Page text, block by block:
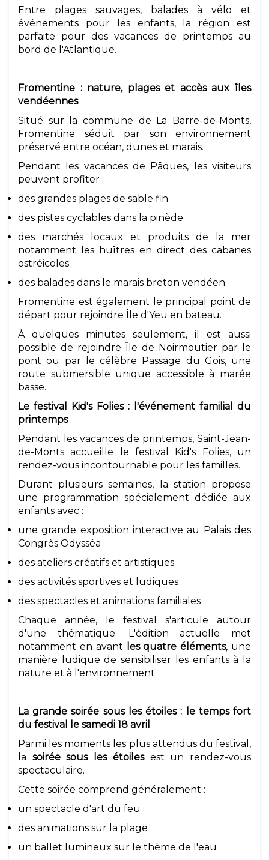
Entre plages sauvages, balades à vélo et
événements pour les enfants, la région est
parfaite pour des vacances de printemps au
bord de l'Atlantique.
Fromentine : nature, plages et accès aux îles
vendéennes
Situé sur la commune de La Barre-de-Monts,
Fromentine séduit par son environnement
préservé entre océan, dunes et marais.
Pendant les vacances de Pâques, les visiteurs
peuvent profiter :
des grandes plages de sable fin
des pistes cyclables dans la pinède
des marchés locaux et produits de la mer
notamment les huîtres en direct des cabanes
ostréicoles
des balades dans le marais breton vendéen
Fromentine est également le principal point de
départ pour rejoindre Île d'Yeu en bateau.
À quelques minutes seulement, il est aussi
possible de rejoindre Île de Noirmoutier par le
pont ou par le célèbre Passage du Gois, une
route submersible unique accessible à marée
basse.
Le festival Kid's Folies : l'événement familial du
printemps
Pendant les vacances de printemps, Saint-Jean-
de-Monts accueille le festival Kid's Folies, un
rendez-vous incontournable pour les familles.
Durant plusieurs semaines, la station propose
une programmation spécialement dédiée aux
enfants avec :
une grande exposition interactive au Palais des
Congrès Odysséa
des ateliers créatifs et artistiques
des activités sportives et ludiques
des spectacles et animations familiales
Chaque année, le festival s'articule autour
d'une thématique. L'édition actuelle met
notamment en avant
les quatre éléments, une
manière ludique de sensibiliser les enfants à la
nature et à l'environnement.
La grande soirée sous les étoiles : le temps fort
du festival le samedi 18 avril
Parmi les moments les plus attendus du festival,
la soirée sous les étoilesest un rendez-vous
spectaculaire.
Cette soirée comprend généralement :
un spectacle d'art du feu
des animations sur la plage
un ballet lumineux sur le thème de l'eau